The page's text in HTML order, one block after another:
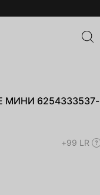
6254333537-
+99 LR